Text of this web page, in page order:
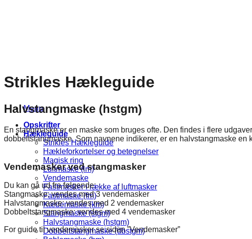
Menu
Opskrifter
Hækleguide
Strikles Hækleguide
Hækleforkortelser og betegnelser
Magisk ring
Luftmaske (lm)
Vendemaske
Fastmasker i række af luftmasker
Fastmaske (fm)
Kædemaske (km)
Stangmaske (stgm)
Halvstangmaske (hstgm)
Dobbeltstangmaske (dbstgm)
Strikles Hækleguide
Halvstangmaske (hstgm)
En stangmaske er en maske som bruges ofte. Den findes i flere
dobbeltstangmaske. Som navnene indikerer, er en halvstangmaske
Vendemasker ved stangmasker
Du kan gå ud fra følgende:
Stangmaske: vendes med 3 vendemasker
Halvstangmaske: vendes med 2 vendemasker
Dobbeltstangmaske: vendes med 4 vendemasker
For guide til vendemasker se siden ”Vendemasker”